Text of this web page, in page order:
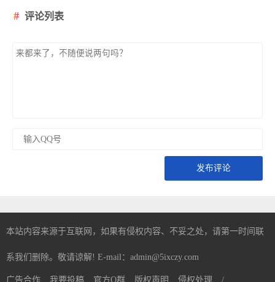
评论列表
发布评论
本站内容来源于互联网，如果有侵权内容、不妥之处，请第一时间联
系我们删除。敬请谅解! E-mail：admin@5ixczy.com
广告合作 我要投稿 官方Q群 版权声明 侵权处理 /